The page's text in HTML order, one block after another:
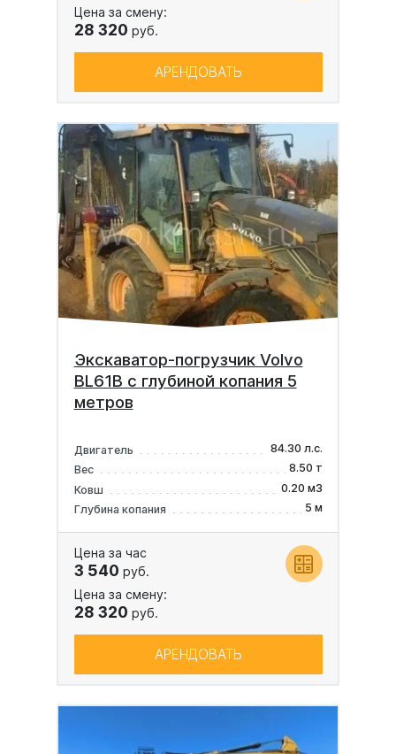
Цена за смену:
28 320 руб.
АРЕНДОВАТЬ
Экскаватор-погрузчик Volvo
BL61B с глубиной копания 5
метров
Двигатель
84.30 л.с.
Вес
8.50 т
Ковш
0.20 м3
Глубина копания
5 м
Цена за час
3 540 руб.
Цена за смену:
28 320 руб.
АРЕНДОВАТЬ